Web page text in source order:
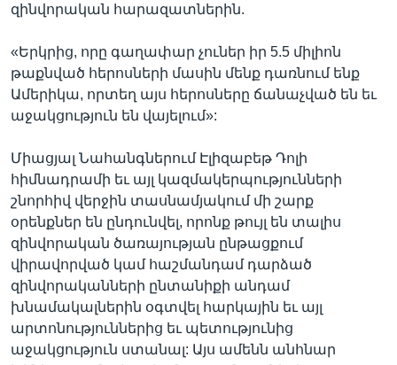
զինվորական հարազատներին.
«Երկրից, որը գաղափար չուներ իր 5.5 միլիոն
թաքնված հերոսների մասին մենք դառնում ենք
Ամերիկա, որտեղ այս հերոսները ճանաչված են եւ
աջակցություն են վայելում»:
Միացյալ Նահանգներում Էլիզաբեթ Դոլի
հիմնադրամի եւ այլ կազմակերպությունների
շնորհիվ վերջին տասնամյակում մի շարք
օրենքներ են ընդունվել, որոնք թույլ են տալիս
զինվորական ծառայության ընթացքում
վիրավորված կամ հաշմանդամ դարձած
զինվորականների ընտանիքի անդամ
խնամակալներին օգտվել հարկային եւ այլ
արտոնություններից եւ պետությունից
աջակցություն ստանալ: Այս ամենն անհնար